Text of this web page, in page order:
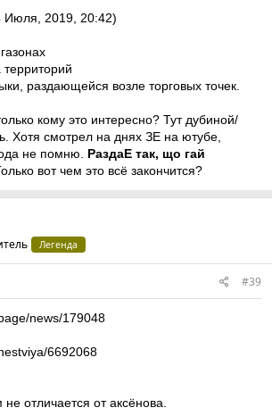
Июля, 2019, 20:42)
территорий
раздающейся возле торговых точек.
кому это интересно? Тут дубиной/
Хотя смотрел на днях ЗЕ на ютубе,
не помню. РаздаЕ так, що гай
вот чем это всё закончится?
Легенда
#39
news/179048
6692068
отличается от аксёнова.